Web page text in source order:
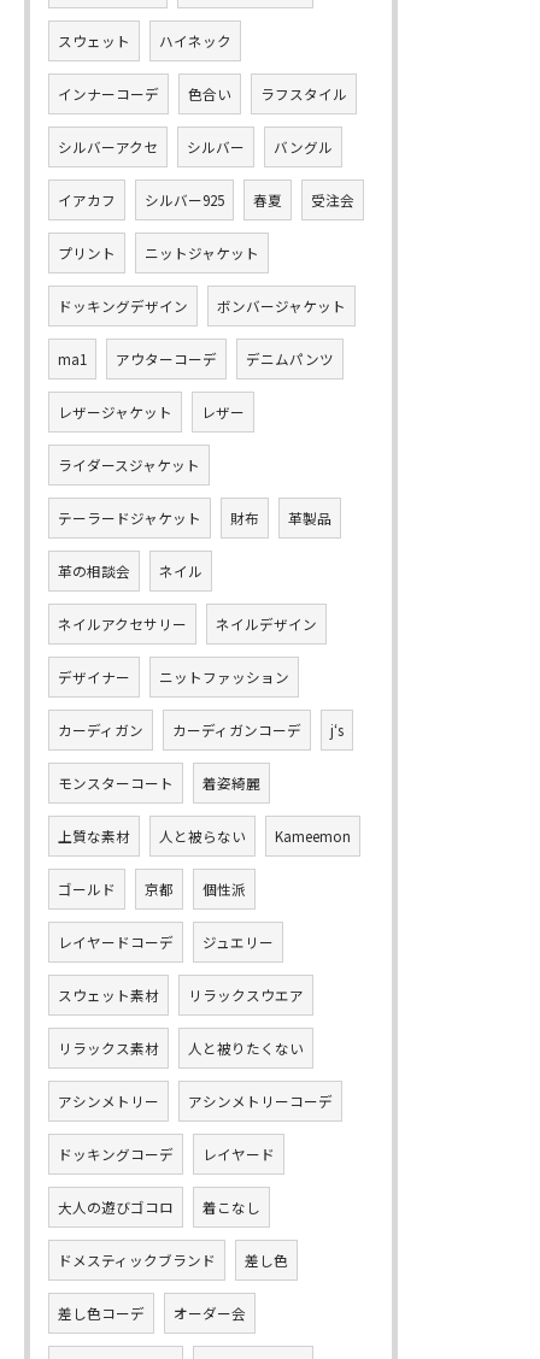
スウェット ハイネック
インナーコーデ 色合い ラフスタイル
シルバーアクセ シルバー バングル
イアカフ シルバー925 春夏 受注会
プリント ニットジャケット
ドッキングデザイン ボンバージャケット
ma1 アウターコーデ デニムパンツ
レザージャケット レザー
ライダースジャケット
テーラードジャケット 財布 革製品
革の相談会 ネイル
ネイルアクセサリー ネイルデザイン
デザイナー ニットファッション
カーディガン カーディガンコーデ j‘s
モンスターコート 着姿綺麗
上質な素材 人と被らない Kameemon
ゴールド 京都 個性派
レイヤードコーデ ジュエリー
スウェット素材 リラックスウエア
リラックス素材 人と被りたくない
アシンメトリー アシンメトリーコーデ
ドッキングコーデ レイヤード
大人の遊びゴコロ 着こなし
ドメスティックブランド 差し色
差し色コーデ オーダー会